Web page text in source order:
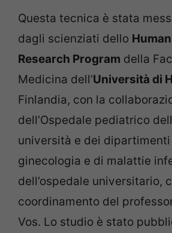
Questa tecnica è stata
dagli scienziati dello
Research Program della
Medicina dell’Università di
Finlandia, con la
dell’Ospedale pediatrico
università e dei
ginecologia e di malattie
dell’ospedale universitario,
coordinamento del
Vos. Lo studio è stato